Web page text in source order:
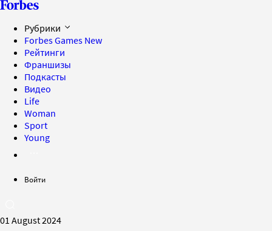
Рубрики
Forbes Games New
Рейтинги
Франшизы
Подкасты
Видео
Life
Woman
Sport
Young
Войти
01 August 2024